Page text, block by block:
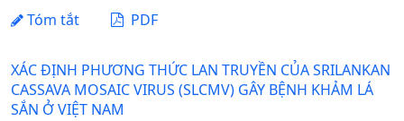
Tóm tắt
PDF
XÁC ĐỊNH PHƯƠNG THỨC LAN TRUYỀN CỦA SRILANKAN
CASSAVA MOSAIC VIRUS (SLCMV) GÂY BỆNH KHẢM LÁ
SẮN Ở VIỆT NAM